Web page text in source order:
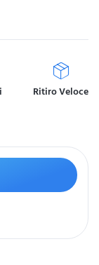
Ritiro Veloce